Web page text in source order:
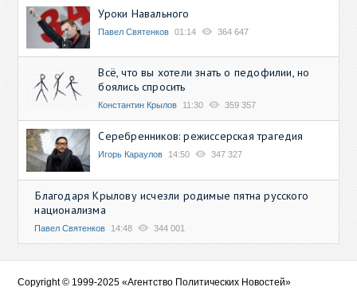
Уроки Навального
Павел Святенков 01:14 364 647
Всё, что вы хотели знать о педофилии, но
боялись спросить
Константин Крылов 11:30 359 357
Серебренников: режиссерская трагедия
Игорь Караулов 14:50 347 327
Благодаря Крылову исчезли родимые пятна русского
национализма
Павел Святенков 14:48 344 001
Copyright © 1999-2025 «Агентство Политических Новостей»